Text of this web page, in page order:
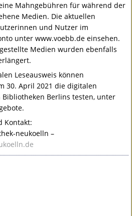
Mahngebühren für während der
Medien. Die aktuellen
und Nutzer im
unter www.voebb.de einsehen.
Medien wurden ebenfalls
Leseausweis können
30. April 2021 die digitalen
Berlins testen, unter
Kontakt:
neukoelln –